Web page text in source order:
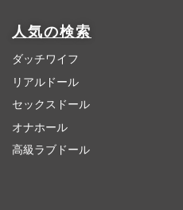
人気の検索
ダッチワイフ
リアルドール
セックスドール
オナホール
高級ラブドール